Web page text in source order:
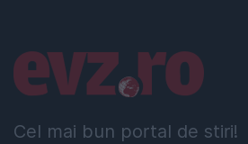
Cel mai bun portal de stiri!
Linkuri utile